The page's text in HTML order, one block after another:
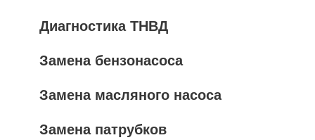
Диагностика ТНВД
Замена бензонасоса
Замена масляного насоса
Замена патрубков